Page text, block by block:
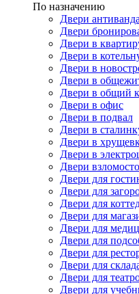
По назначению
Двери
Двери
Двери в
Двери в
Двери в
Двери в
Двери в общий
Двери в офис
Двери в подвал
Двери в
Двери в
Двери в
Двери
Двери для
Двери для
Двери для
Двери для
Двери для
Двери для
Двери для
Двери для
Двери для
Двери для